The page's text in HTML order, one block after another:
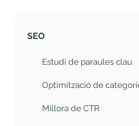
SEO
Estudi de paraules clau
Optimització de
Millora de CTR